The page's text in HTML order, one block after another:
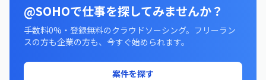
@SOHOで仕事を探してみませんか？
手数料0%・登録無料のクラウドソーシング。フリーラン
スの方も企業の方も、今すぐ始められます。
案件を探す